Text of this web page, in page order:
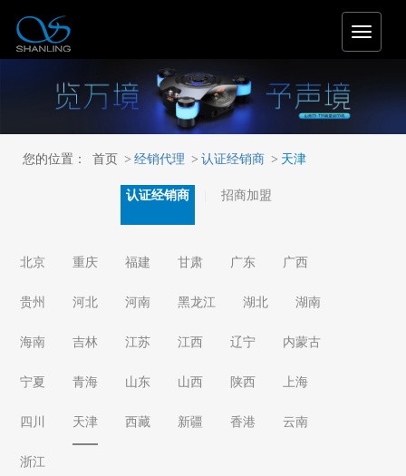
T
o
您的位置： 首页 > 经销代理 > 认证经销商 > 天津
认证经销商 招商加盟
北京 重庆 福建 甘肃 广东 广西
贵州 河北 河南 黑龙江 湖北 湖南
海南 吉林 江苏 江西 辽宁 内蒙古
宁夏 青海 山东 山西 陕西 上海
四川 天津 西藏 新疆 香港 云南
浙江